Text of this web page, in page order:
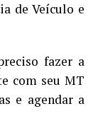
de Veículo e
fazer a
com seu MT
e agendar a